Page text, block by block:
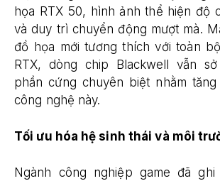
họa RTX 50, hình ảnh thể hiện độ
và duy trì chuyển động mượt mà.
đồ họa mới tương thích với toàn
RTX, dòng chip Blackwell vẫn
phần cứng chuyên biệt nhằm
công nghệ này.
Tối ưu hóa hệ sinh thái và môi
Ngành công nghiệp game đã